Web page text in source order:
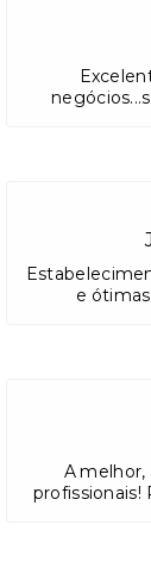
e
A melhor,
profissionais!